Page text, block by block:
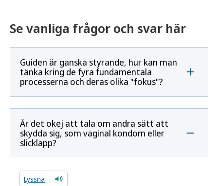
Se vanliga frågor och svar här
Guiden är ganska styrande, hur kan man
tänka kring de fyra fundamentala
processerna och deras olika "fokus"?
Är det okej att tala om andra sätt att
skydda sig, som vaginal kondom eller
slicklapp?
Lyssna